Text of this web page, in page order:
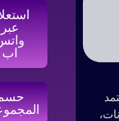
عبر
اب